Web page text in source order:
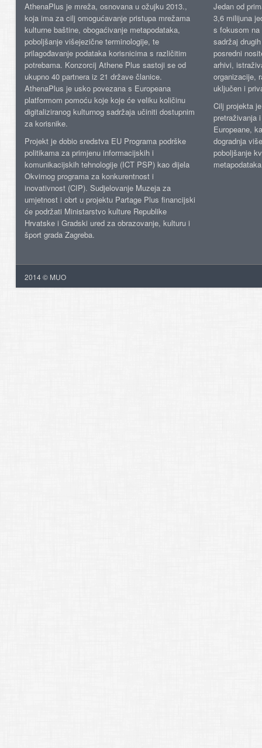
AthenaPlus je mreža, osnovana u ožujku 2013.,
koja ima za cilj omogućavanje pristupa mrežama
kulturne baštine, obogaćivanje metapodataka,
poboljšanje višejezične terminologije, te
prilagođavanje podataka korisnicima s različitim
potrebama. Konzorcij Athene Plus sastoji se od
ukupno 40 partnera iz 21 države članice.
AthenaPlus je usko povezana s Europeana
platformom pomoću koje koje će veliku količinu
digitaliziranog kulturnog sadržaja učiniti dostupnim
za korisnike.
Projekt je dobio sredstva EU Programa podrške
politikama za primjenu informacijskih i
komunikacijskih tehnologije (ICT PSP) kao dijela
Okvirnog programa za konkurentnost i
inovativnost (CIP). Sudjelovanje Muzeja za
umjetnost i obrt u projektu Partage Plus financijski
će podržati Ministarstvo kulture Republike
Hrvatske i Gradski ured za obrazovanje, kulturu i
šport grada Zagreba.
Jedan od
3,6 milijuna
s fokusom
sadržaj
posredni
arhivi,
organizacije,
uključen i
Cilj projekta
pretraživanja
Europeane,
dogradnja
poboljšanje
2014 © MUO